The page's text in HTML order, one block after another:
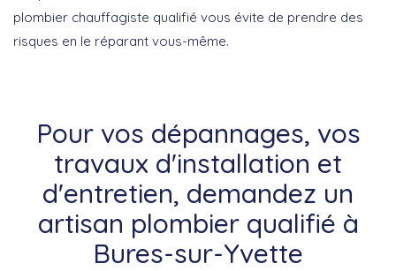
plombier chauffagiste qualifié vous évite de prendre des
risques en le réparant vous-même.
Pour vos dépannages, vos
travaux d'installation et
d'entretien, demandez un
artisan plombier qualifié à
Bures-sur-Yvette